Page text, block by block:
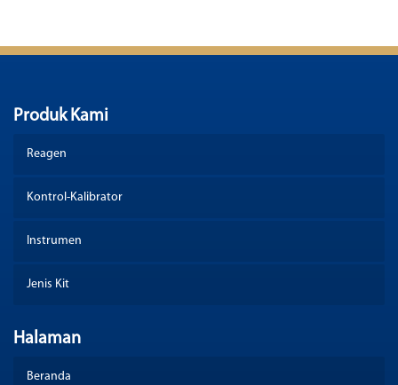
Produk Kami
Reagen
Kontrol-Kalibrator
Instrumen
Jenis Kit
Halaman
Beranda